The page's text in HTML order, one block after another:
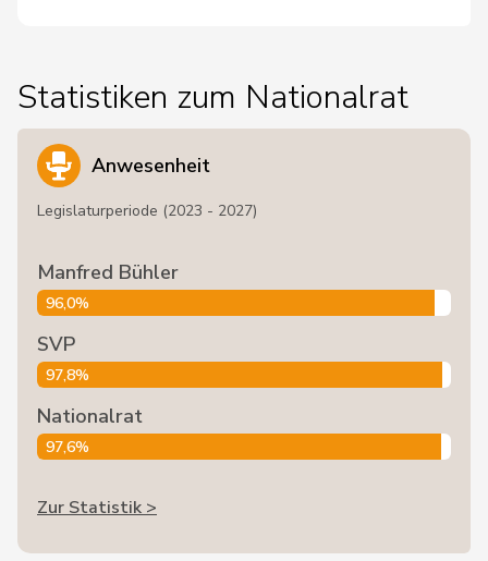
Statistiken zum Nationalrat
Anwesenheit
Legislaturperiode (2023 - 2027)
Manfred Bühler
96,0%
SVP
97,8%
Nationalrat
97,6%
Zur Statistik >